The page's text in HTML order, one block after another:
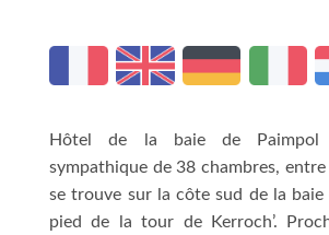
Hôtel de la baie de
sympathique de 38 chambres,
se trouve sur la côte sud de la baie
pied de la tour de Kerroch’.